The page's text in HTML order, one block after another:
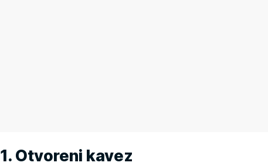
1. Otvoreni kavez